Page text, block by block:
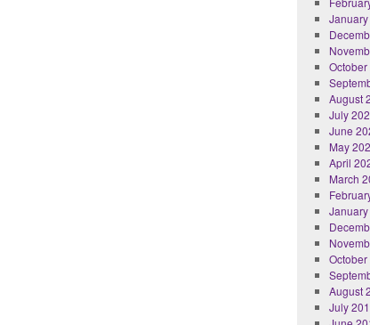
August
July
June
May
April
March
August
July